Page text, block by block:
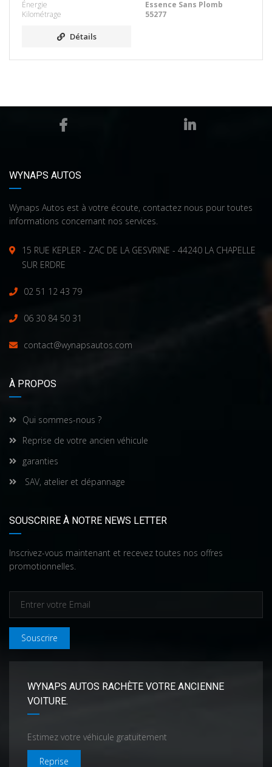
Énergie
Essence Sans Plomb
Kilométrage
55277
Détails
WYNAPS AUTOS
Wynaps Autos est à votre écoute, contactez nous pour toutes
informations concernant nos services.
15 RUE KEPLER - ZAC DE LA GESVRINE - 44240 LA CHAPELLE
SUR ERDRE
02 51 12 43 79
06 30 84 50 31
contact@wynapsautos.com
À PROPOS
Qui sommes-nous ?
Reprise de votre ancien véhicule
garanties
SAV, atelier et dépannage
SOUSCRIRE À NOTRE NEWS LETTER
Inscrivez-vous maintenant et recevez toutes nos offres
promotionnelles.
Souscrire
WYNAPS AUTOS RACHÈTE VOTRE ANCIENNE
VOITURE.
Estimez votre véhicule gratuitement
Reprise